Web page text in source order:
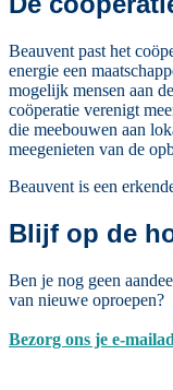
Beauvent past het
energie een
mogelijk mensen aan
coöperatie verenigt
die meebouwen aan
meegenieten van de
Beauvent is een
Blijf op de
Ben je nog geen
van nieuwe oproepen?
Bezorg ons je e-